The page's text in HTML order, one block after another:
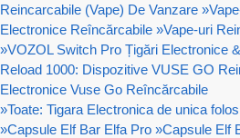
Reincarcabile (Vape) De Vanzare »
Electronice Reîncărcabile »Vape-uri
»VOZOL Switch Pro Țigări Electronice
Reload 1000: Dispozitive VUSE GO
Electronice Vuse Go Reîncărcabile
»Toate: Tigara Electronica de unica
»Capsule Elf Bar Elfa Pro »Capsule Elf